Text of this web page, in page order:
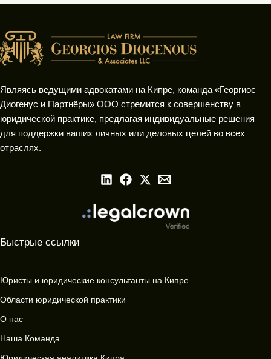
Являясь ведущими адвокатами на Кипре, команда «Георгиос
Диогенус и Партнёры» ООО стремится к совершенству в
юридической практике, предлагая индивидуальные решения
для поддержки ваших личных или деловых целей во всех
отраслях.
Быстрые ссылки
Юристы и юридические консультанты на Кипре
Области юридической практики
О нас
Наша Команда